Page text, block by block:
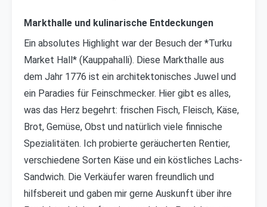
Markthalle und kulinarische Entdeckungen
Ein absolutes Highlight war der Besuch der *Turku
Market Hall* (Kauppahalli). Diese Markthalle aus
dem Jahr 1776 ist ein architektonisches Juwel und
ein Paradies für Feinschmecker. Hier gibt es alles,
was das Herz begehrt: frischen Fisch, Fleisch, Käse,
Brot, Gemüse, Obst und natürlich viele finnische
Spezialitäten. Ich probierte geräucherten Rentier,
verschiedene Sorten Käse und ein köstliches Lachs-
Sandwich. Die Verkäufer waren freundlich und
hilfsbereit und gaben mir gerne Auskunft über ihre